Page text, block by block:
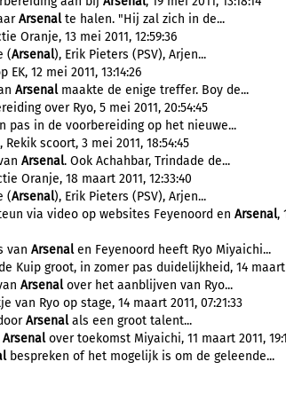
Arsenalte halen. "Hij zal zich in de...
Oranje, 13 mei 2011, 12:59:36
(Arsenal), Erik Pieters (PSV), Arjen...
12 mei 2011, 13:14:26
Arsenalmaakte de enige treffer. Boy de...
over Ryo, 5 mei 2011, 20:54:45
pas in de voorbereiding op het nieuwe...
scoort, 3 mei 2011, 18:54:45
Arsenal. Ook Achahbar, Trindade de...
Oranje, 18 maart 2011, 12:33:40
(Arsenal), Erik Pieters (PSV), Arjen...
via video op websites Feyenoord en Arsenal,
van Arsenalen Feyenoord heeft Ryo Miyaichi...
Kuip groot, in zomer pas duidelijkheid, 14 maart
Arsenalover het aanblijven van Ryo...
Ryo op stage, 14 maart 2011, 07:21:33
Arsenalals een groot talent...
Arsenalover toekomst Miyaichi, 11 maart 2011,
bespreken of het mogelijk is om de geleende...